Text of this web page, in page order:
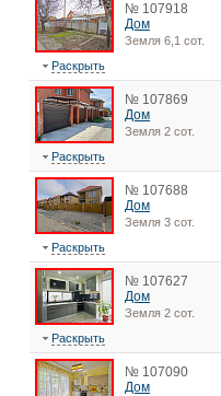
№ 107918
Дом
Земля 6,1 сот.
Раскрыть
№ 107869
Дом
Земля 2 сот.
Раскрыть
№ 107688
Дом
Земля 3 сот.
Раскрыть
№ 107627
Дом
Земля 2 сот.
Раскрыть
№ 107090
Дом